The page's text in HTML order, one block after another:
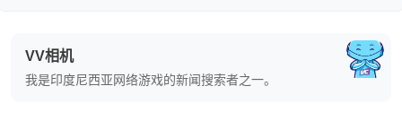
VV相机
我是印度尼西亚网络游戏的新闻搜索者之一。